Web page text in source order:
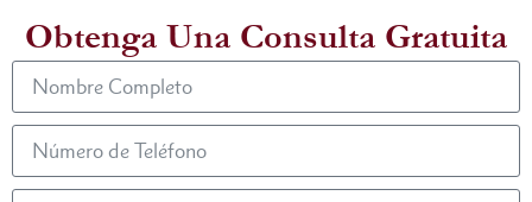
Obtenga Una Consulta Gratuita